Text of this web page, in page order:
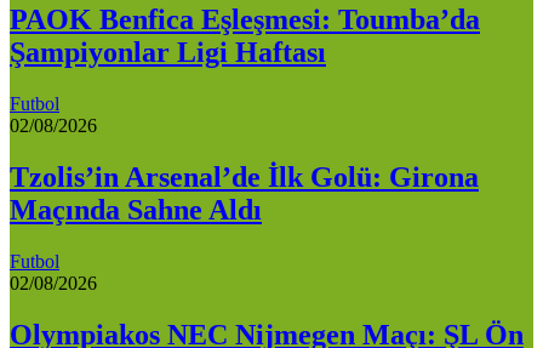
PAOK Benfica Eşleşmesi: Toumba’da
Şampiyonlar Ligi Haftası
Futbol
02/08/2026
Tzolis’in Arsenal’de İlk Golü: Girona
Maçında Sahne Aldı
Futbol
02/08/2026
Olympiakos NEC Nijmegen Maçı: ŞL Ön